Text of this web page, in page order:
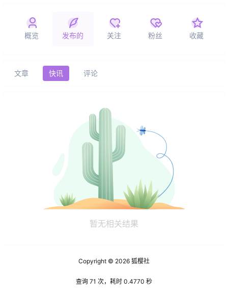
概览 发布的 关注 粉丝 收藏
文章 快讯 评论
暂无相关结果
Copyright © 2026 狐樱社
查询 71 次，耗时 0.4770 秒